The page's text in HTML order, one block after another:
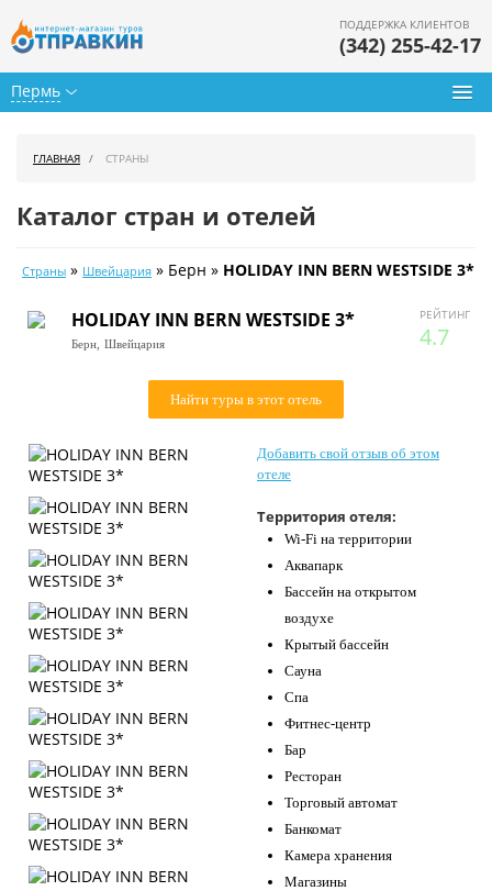
Пермь
ПОДДЕРЖКА КЛИЕНТОВ
(342) 255-42-17
Календарь туров
Цены дня
О нас
Контакты
ГЛАВНАЯ СТРАНЫ
Каталог стран и отелей
Страны » Швейцария » Берн » HOLIDAY INN BERN WESTSIDE 3*
РЕЙТИНГ
4.7
HOLIDAY INN BERN WESTSIDE 3*
Берн, Швейцария
Найти туры в этот отель
Добавить свой отзыв об этом
отеле
Территория отеля:
Wi-Fi на территории
Аквапарк
Бассейн на открытом
воздухе
Крытый бассейн
Сауна
Спа
Фитнес-центр
Бар
Ресторан
Торговый автомат
Банкомат
Камера хранения
Магазины